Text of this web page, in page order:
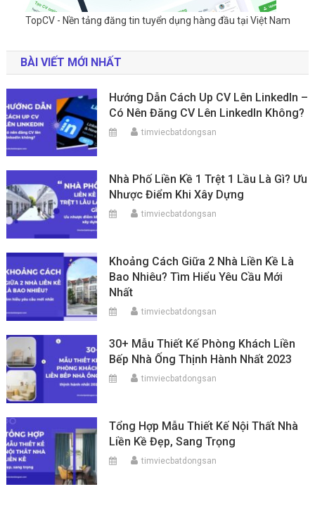
TopCV - Nền tảng đăng tin tuyển dụng hàng đầu tại Việt Nam
BÀI VIẾT MỚI NHẤT
Hướng Dẫn Cách Up CV Lên LinkedIn –
Có Nên Đăng CV Lên LinkedIn Không?
timviecbatdongsan
Nhà Phố Liền Kề 1 Trệt 1 Lầu Là Gì? Ưu
Nhược Điểm Khi Xây Dựng
timviecbatdongsan
Khoảng Cách Giữa 2 Nhà Liền Kề Là
Bao Nhiêu? Tìm Hiểu Yêu Cầu Mới
Nhất
timviecbatdongsan
30+ Mẫu Thiết Kế Phòng Khách Liền
Bếp Nhà Ống Thịnh Hành Nhất 2023
timviecbatdongsan
Tổng Hợp Mẫu Thiết Kế Nội Thất Nhà
Liền Kề Đẹp, Sang Trọng
timviecbatdongsan